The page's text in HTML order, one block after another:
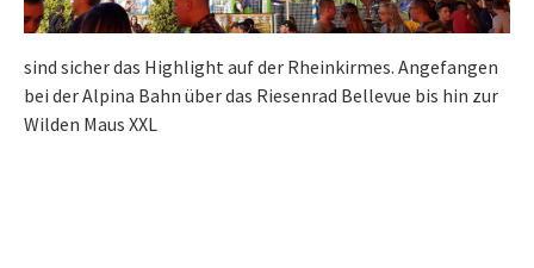
sind sicher das Highlight auf der Rheinkirmes. Angefangen
bei der Alpina Bahn über das Riesenrad Bellevue bis hin zur
Wilden Maus XXL